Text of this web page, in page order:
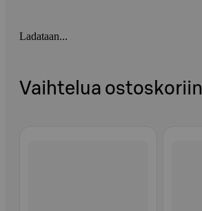
Ladataan...
Vaihtelua ostoskoriin